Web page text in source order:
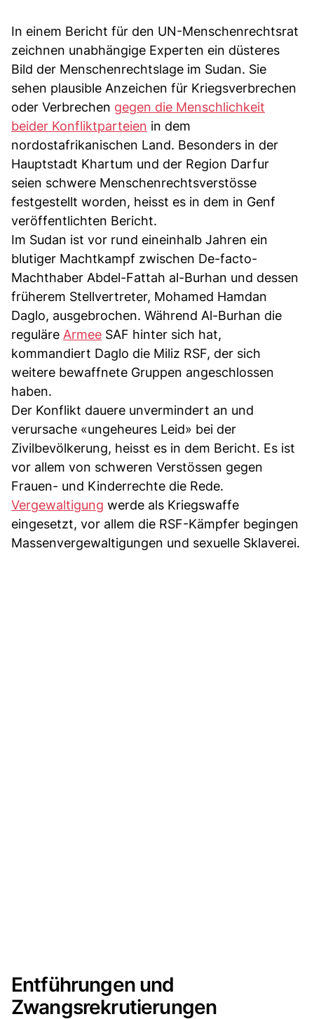
In einem Bericht für den UN-Menschenrechtsrat
zeichnen unabhängige Experten ein düsteres
Bild der Menschenrechtslage im Sudan. Sie
sehen plausible Anzeichen für Kriegsverbrechen
oder Verbrechen gegen die Menschlichkeit
beider Konfliktparteien in dem
nordostafrikanischen Land. Besonders in der
Hauptstadt Khartum und der Region Darfur
seien schwere Menschenrechtsverstösse
festgestellt worden, heisst es in dem in Genf
veröffentlichten Bericht.
Im Sudan ist vor rund eineinhalb Jahren ein
blutiger Machtkampf zwischen De-facto-
Machthaber Abdel-Fattah al-Burhan und dessen
früherem Stellvertreter, Mohamed Hamdan
Daglo, ausgebrochen. Während Al-Burhan die
reguläre Armee SAF hinter sich hat,
kommandiert Daglo die Miliz RSF, der sich
weitere bewaffnete Gruppen angeschlossen
haben.
Der Konflikt dauere unvermindert an und
verursache «ungeheures Leid» bei der
Zivilbevölkerung, heisst es in dem Bericht. Es ist
vor allem von schweren Verstössen gegen
Frauen- und Kinderrechte die Rede.
Vergewaltigung werde als Kriegswaffe
eingesetzt, vor allem die RSF-Kämpfer begingen
Massenvergewaltigungen und sexuelle Sklaverei.
Entführungen und
Zwangsrekrutierungen